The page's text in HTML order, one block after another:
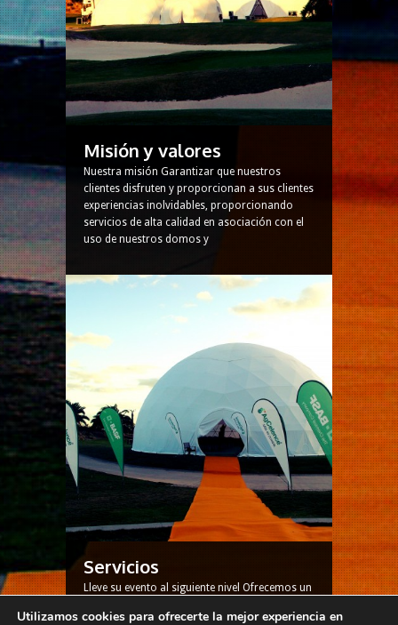
Misión y valores
Nuestra misión Garantizar que nuestros
clientes disfruten y proporcionan a sus clientes
experiencias inolvidables, proporcionando
servicios de alta calidad en asociación con el
uso de nuestros domos y
Servicios
Lleve su evento al siguiente nivel Ofrecemos un
necesidades y preferencias, con el fin de
Utilizamos cookies para ofrecerte la mejor experiencia en